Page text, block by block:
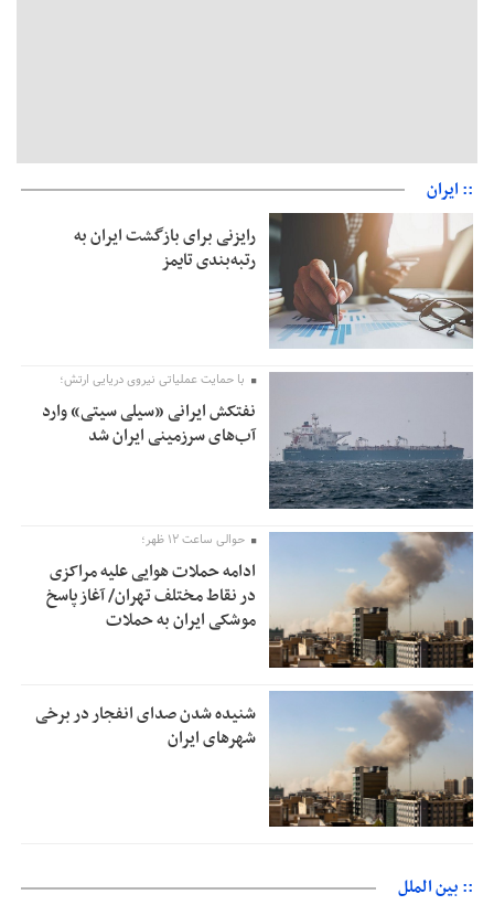
:: ایران
رایزنی برای بازگشت ایران به
رتبه‌بندی تایمز
با حمایت عملیاتی نیروی دریایی ارتش؛
نفتکش ایرانی «سیلی سیتی» وارد
آب‌های سرزمینی ایران شد
حوالی ساعت ۱۲ ظهر؛
ادامه حملات هوایی علیه مراکزی
در نقاط مختلف تهران/ آغاز پاسخ
موشکی ایران به حملات
شنیده شدن صدای انفجار در برخی
شهرهای ایران
:: بین الملل